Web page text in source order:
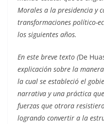
Morales a la presidencia y
transformaciones político-
los siguientes años.
En este breve texto (De
explicación sobre la
la cual se estableció el
narrativa y una práctica
fuerzas que otrora
logrando convertir a la